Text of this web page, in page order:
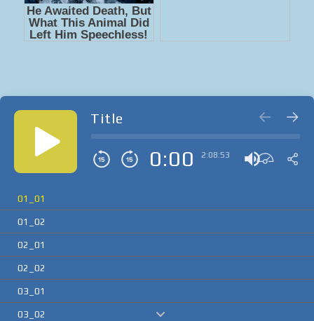
Title
0:00 2:08:53
01_01
01_02
02_01
02_02
03_01
03_02